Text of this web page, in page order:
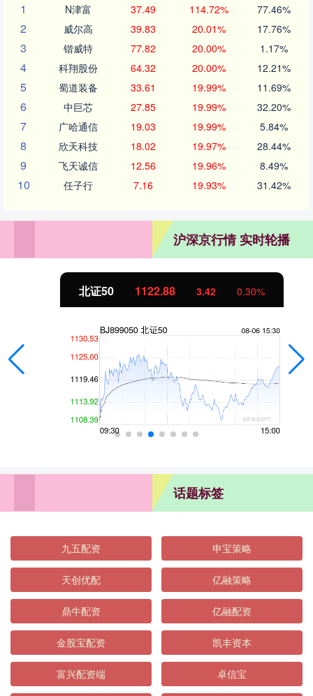
1
N津富 37.49 114.72% 77.46%
2 威尔高 39.83 20.01% 17.76%
3 锴威特 77.82 20.00% 1.17%
4 科翔股份 64.32 20.00% 12.21%
5 蜀道装备 33.61 19.99% 11.69%
6 中巨芯 27.85 19.99% 32.20%
7 广哈通信 19.03 19.99% 5.84%
8 欣天科技 18.02 19.97% 28.44%
9 飞天诚信 12.56 19.96% 8.49%
10 任子行 7.16 19.93% 31.42%
沪深京行情 实时轮播
北证50 1122.88 3.42 0.30%
话题标签
九五配资 申宝策略
天创优配 亿融策略
鼎牛配资 亿融配资
金股宝配资 凯丰资本
富兴配资端 卓信宝